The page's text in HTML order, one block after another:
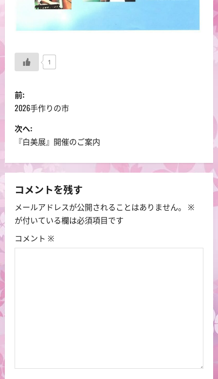
1
投
稿
ナ
ビ
ゲ
ー
シ
ョ
ン
前:
2026手作りの市
次へ:
『白美展』開催のご案内
コメントを残す
メールアドレスが公開されることはありません。
※
が付いている欄は必須項目です
コメント ※